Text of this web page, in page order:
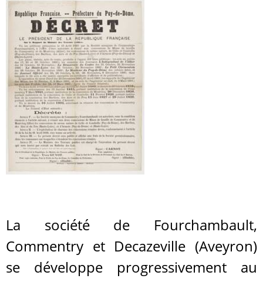
La société de Fourchambault,
Commentry et Decazeville (Aveyron)
se développe progressivement au